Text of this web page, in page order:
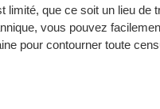
que ce soit un lieu
vous pouvez
pour contourner toute